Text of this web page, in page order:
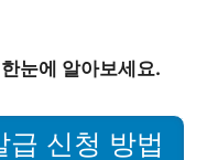
눈에 알아보세요.
급 신청 방법